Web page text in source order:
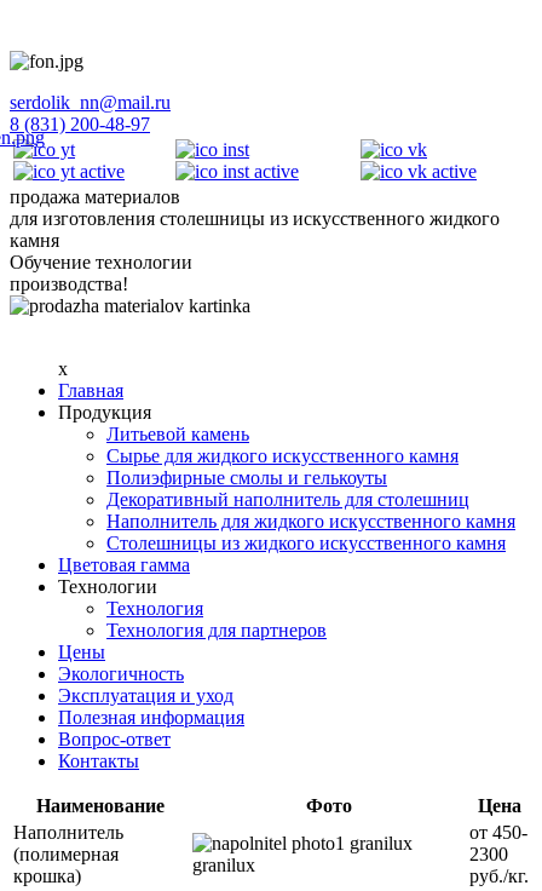
serdolik_nn@mail.ru
8 (831) 200-48-97
продажа материалов
для изготовления столешницы из искусственного жидкого
камня
Обучение технологии
производства!
x
Главная
Продукция
Литьевой камень
Сырье для жидкого искусственного камня
Полиэфирные смолы и гелькоуты
Декоративный наполнитель для столешниц
Наполнитель для жидкого искусственного камня
Столешницы из жидкого искусственного камня
Цветовая гамма
Технологии
Технология
Технология для партнеров
Цены
Экологичность
Эксплуатация и уход
Полезная информация
Вопрос-ответ
Контакты
Наименование Фото
Цена
Наполнитель
(полимерная
крошка)
от 450-
2300
руб./кг.